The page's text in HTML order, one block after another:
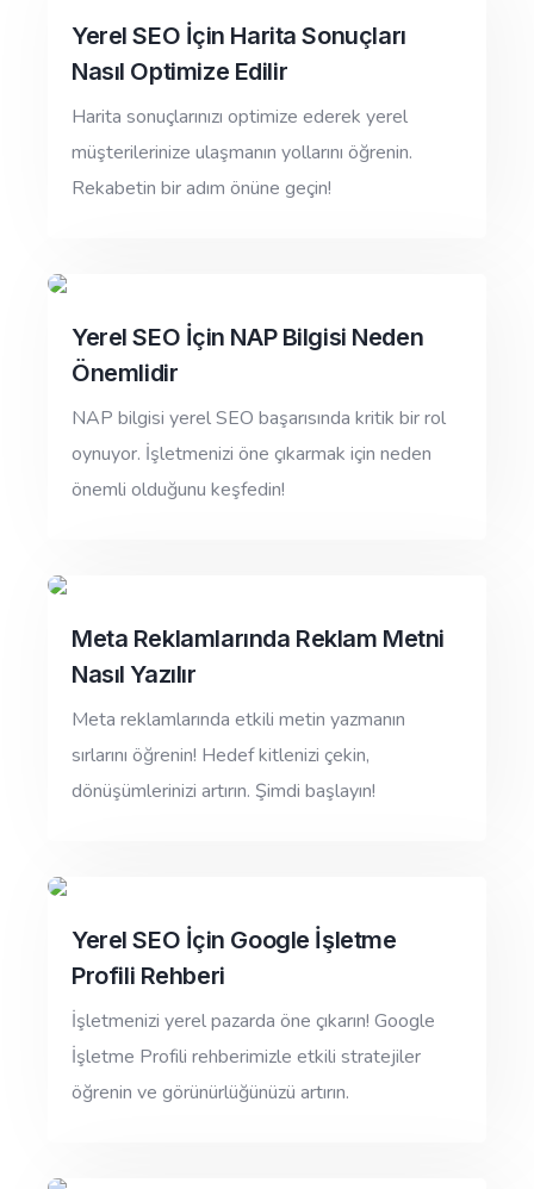
Yerel SEO İçin Harita Sonuçları
Nasıl Optimize Edilir
Harita sonuçlarınızı optimize ederek yerel
müşterilerinize ulaşmanın yollarını öğrenin.
Rekabetin bir adım önüne geçin!
Yerel SEO İçin NAP Bilgisi Neden
Önemlidir
NAP bilgisi yerel SEO başarısında kritik bir rol
oynuyor. İşletmenizi öne çıkarmak için neden
önemli olduğunu keşfedin!
Meta Reklamlarında Reklam Metni
Nasıl Yazılır
Meta reklamlarında etkili metin yazmanın
sırlarını öğrenin! Hedef kitlenizi çekin,
dönüşümlerinizi artırın. Şimdi başlayın!
Yerel SEO İçin Google İşletme
Profili Rehberi
İşletmenizi yerel pazarda öne çıkarın! Google
İşletme Profili rehberimizle etkili stratejiler
öğrenin ve görünürlüğünüzü artırın.